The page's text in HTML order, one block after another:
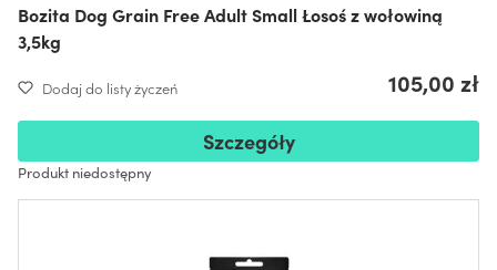
Bozita Dog Grain Free Adult Small Łosoś z wołowiną
3,5kg
Dodaj do listy życzeń 105,00 zł
Szczegóły
Produkt niedostępny